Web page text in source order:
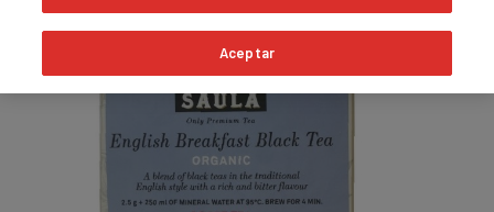
Aceptar